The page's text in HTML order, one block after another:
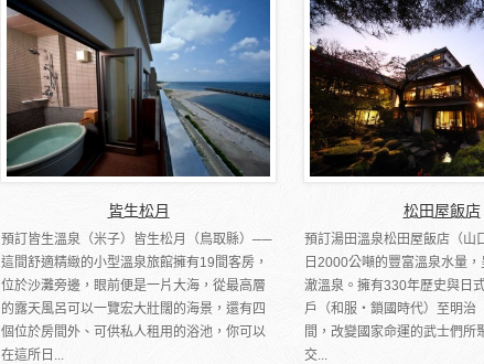
皆生松月
預訂皆生溫泉（米子）皆生松月（鳥取縣）──
這間舒適精緻的小型溫泉旅館擁有19間客房，
位於沙灘旁邊，眼前便是一片大海，從最高層
的露天風呂可以一覽宏大壯闊的海景，還有四
個位於房間外、可供私人租用的浴池，你可以
在這所日...
松田屋飯店
預訂湯田溫泉松田屋飯店（山
日2000公噸的豐富溫泉水量
澈溫泉。擁有330年歷史與日
戶（和服・鎖國時代）至明治
間，改變國家命運的武士們所
交...